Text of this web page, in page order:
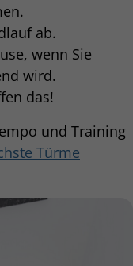
ab.
wenn Sie
wird.
das!
und Training
Türme